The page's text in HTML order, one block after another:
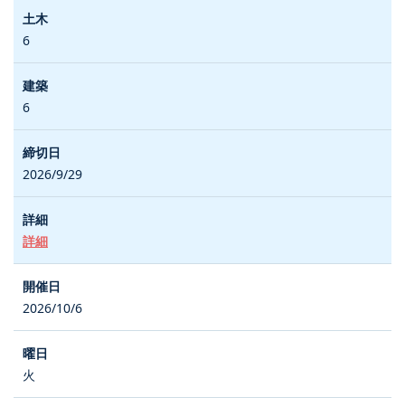
6
6
2026/9/29
詳細
2026/10/6
火